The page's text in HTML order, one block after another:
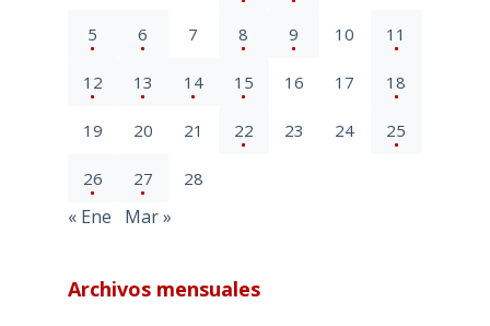
5 6 7 8 9 10 11
12 13 14 15 16 17 18
19 20 21 22 23 24 25
26 27 28
« Ene Mar »
Archivos mensuales